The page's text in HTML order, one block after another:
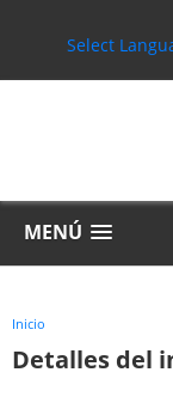
Select
MENÚ
Inicio
Detalles del